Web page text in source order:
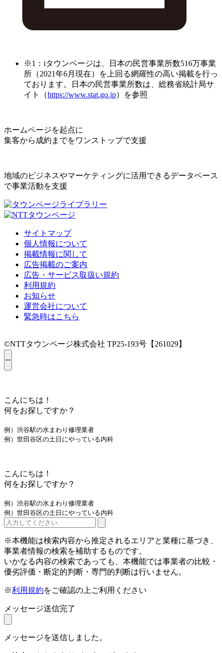
※1：iタウンページは、日本の民営事業所数516万事業
所（2021年6月現在）を上回る網羅性の高い掲載を行っ
ております。日本の民営事業所数は、総務省統計局サ
イト（https://www.stat.go.jp）を参照
ホームページを起点に
集客から成約までをワンストップで支援
地域のビジネスやマーケティングに活用できるデータベース
で事業活動を支援
サイトマップ
個人情報について
掲載情報に関して
広告掲載のご案内
広告・サービス取扱い規約
利用規約
お知らせ
運営会社について
緊急時はこちら
©NTTタウンページ株式会社 TP25-193号【261029】
こんにちは！
何をお探しですか？
例）渋谷駅の水まわり修理業者
例）世田谷区の土日にやっている内科
こんにちは！
何をお探しですか？
例）渋谷駅の水まわり修理業者
例）世田谷区の土日にやっている内科
※本機能は検索内容から推定されるエリアと業種に基づき、
事業者情報の検索を補助するものです。
いかなる内容の検索であっても、本機能では事業者の比較・
優劣評価・断定的判断・専門的判断は行いません。
※利用規約をご確認の上ご利用ください
メッセージ送信完了
メッセージを送信しました。